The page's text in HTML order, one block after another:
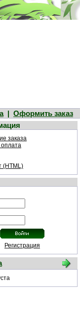
| Оформить заказ
заказа
оплата
(HTML)
Регистрация